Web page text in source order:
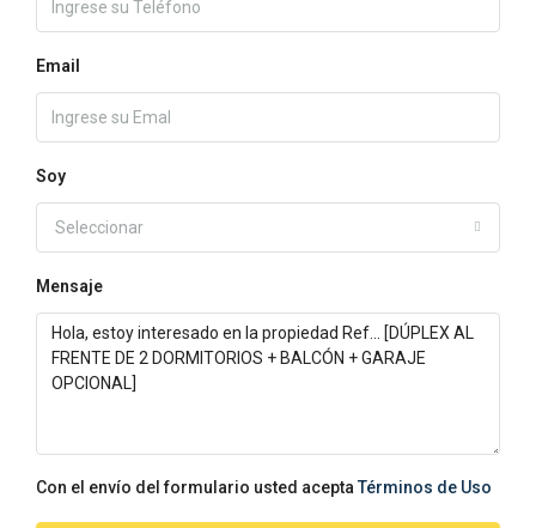
Email
Soy
Seleccionar
Mensaje
Con el envío del formulario usted acepta Términos de Uso